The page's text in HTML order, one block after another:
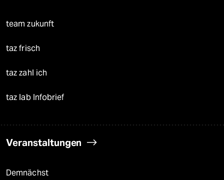
team zukunft
taz frisch
taz zahl ich
taz lab Infobrief
Veranstaltungen
Demnächst